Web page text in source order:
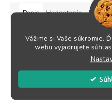
Vážime si Vaše súkromie.
webu vyjadrujete
Popis Hodnotenie
Podrobný popis
Jazyk nemecký